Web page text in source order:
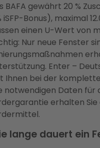
BAFA gewährt 20 %
iSFP-Bonus), maximal
einen U-Wert von
Nur neue Fenster
Enter –
Ihnen bei der
notwendigen Daten für
erhalten
lange dauert ein